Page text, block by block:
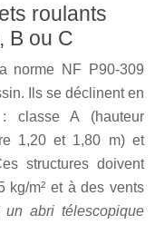
roulants
B ou C
norme NF P90-309
Ils se déclinent en
classe A (hauteur
1,20 et 1,80 m) et
structures doivent
kg/m² et à des vents
un abri télescopique